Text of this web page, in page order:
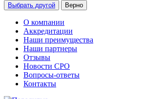
Выбрать другой Верно
О компании
Аккредитации
Наши преимущества
Наши партнеры
Отзывы
Новости СРО
Вопросы-ответы
Контакты